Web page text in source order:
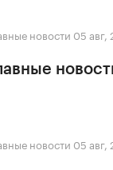
новости 05 авг,
новости 05 авг,